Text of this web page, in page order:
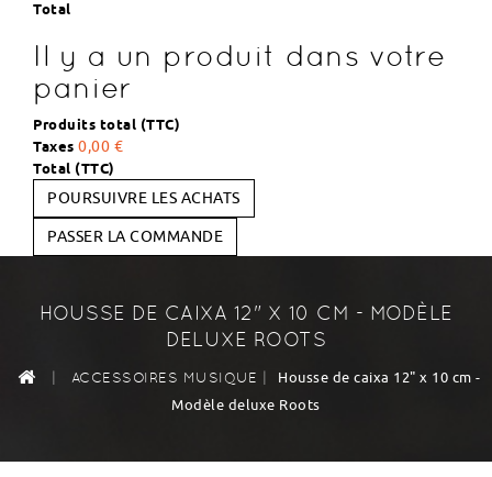
Total
Il y a un produit dans votre
panier
Produits total (TTC)
Taxes 0,00 €
Total (TTC)
POURSUIVRE LES ACHATS
PASSER LA COMMANDE
HOUSSE DE CAIXA 12" X 10 CM - MODÈLE
DELUXE ROOTS
| ACCESSOIRES MUSIQUE |
Housse de caixa 12" x 10 cm -
Modèle deluxe Roots